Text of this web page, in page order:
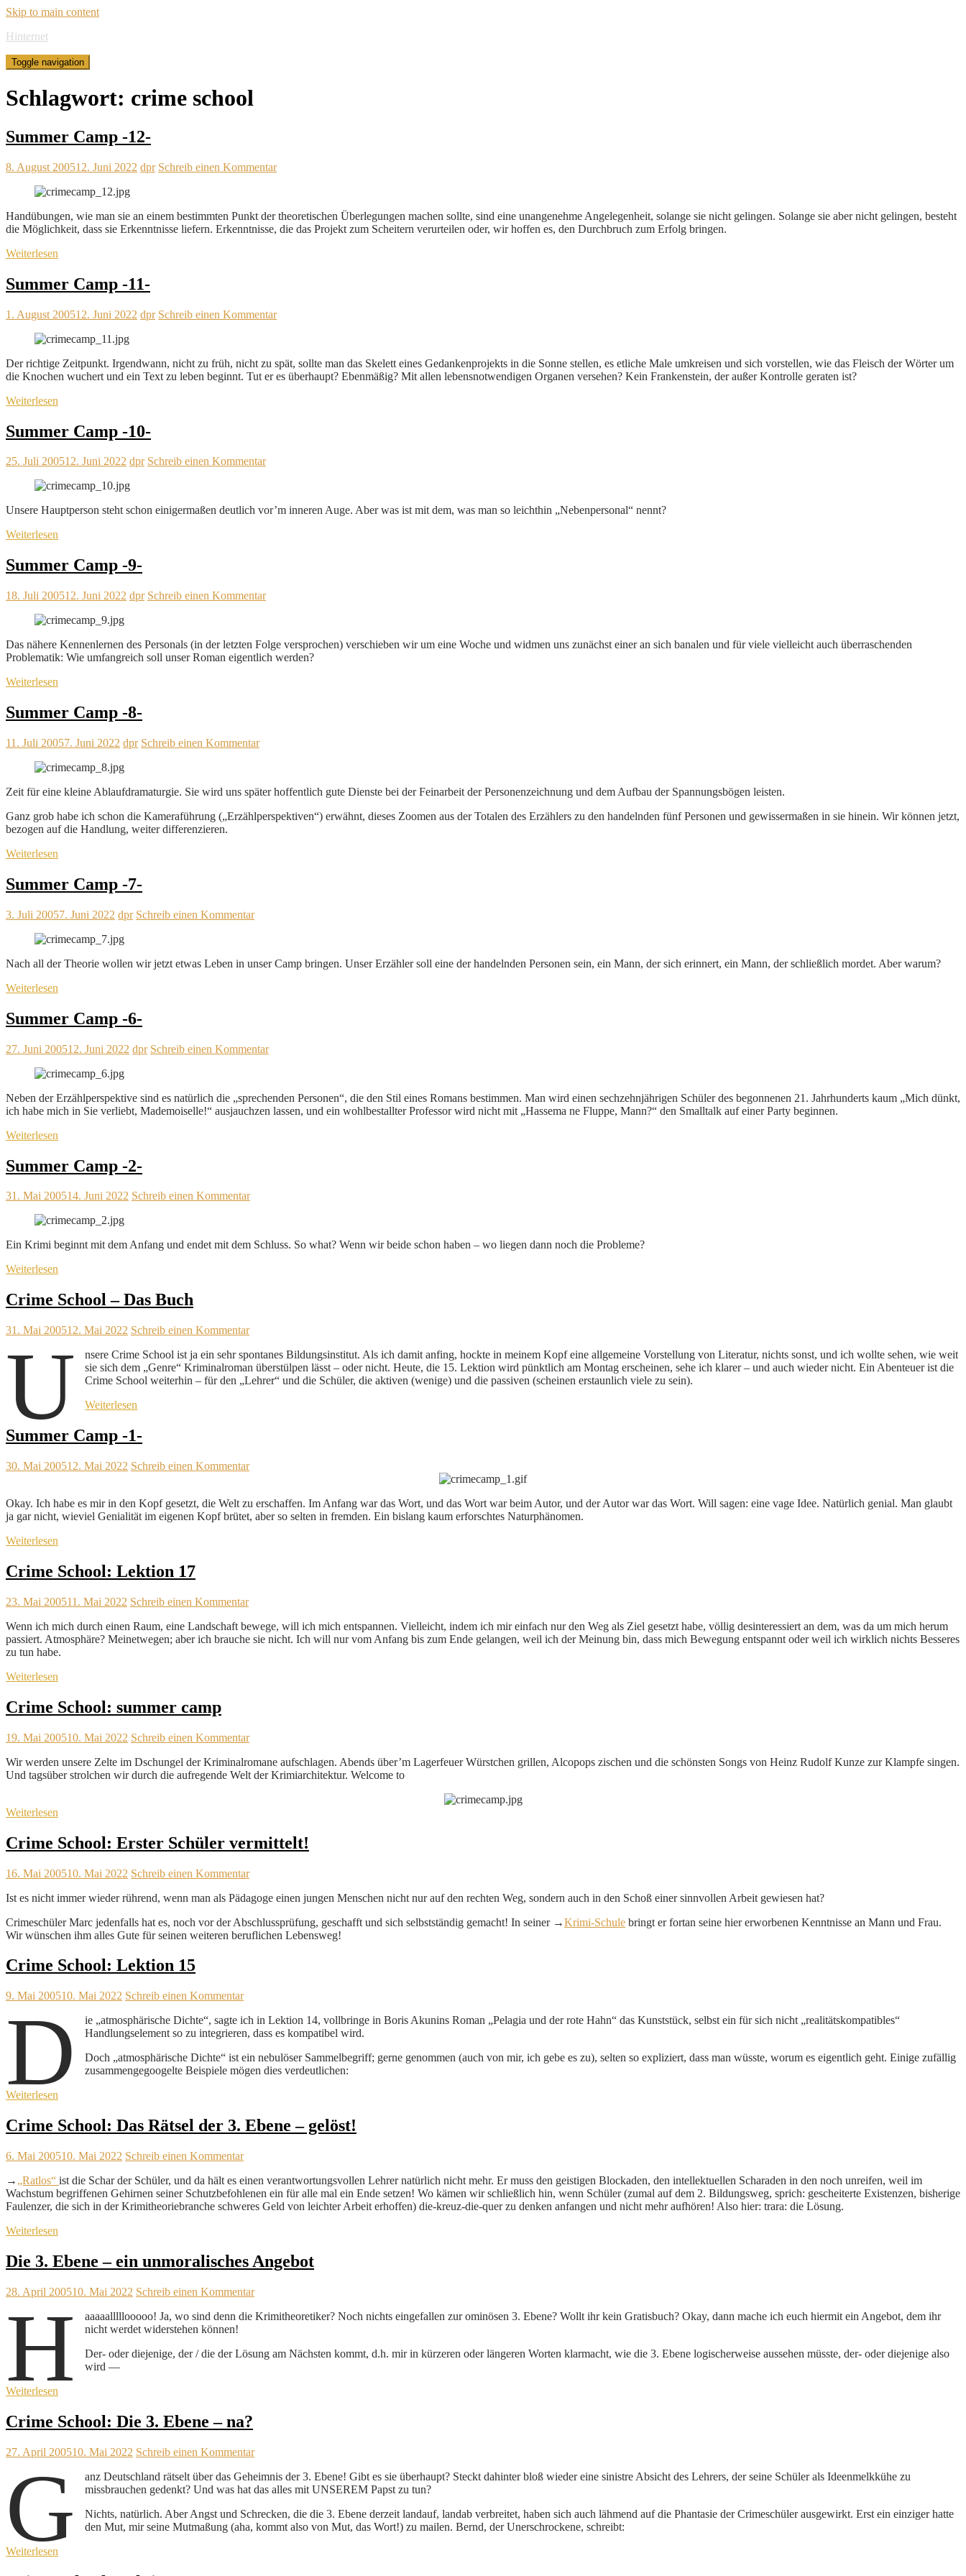
Skip to main content
Hinternet
Toggle navigation
Schlagwort: crime school
Summer Camp -12-
8. August 200512. Juni 2022 dpr Schreib einen Kommentar
Handübungen, wie man sie an einem bestimmten Punkt der theoretischen Überlegungen machen sollte, sind eine unangenehme Angelegenheit, solange sie nicht gelingen. Solange sie aber nicht gelingen, besteht
die Möglichkeit, dass sie Erkenntnisse liefern. Erkenntnisse, die das Projekt zum Scheitern verurteilen oder, wir hoffen es, den Durchbruch zum Erfolg bringen.
Weiterlesen
Summer Camp -11-
1. August 200512. Juni 2022 dpr Schreib einen Kommentar
Der richtige Zeitpunkt. Irgendwann, nicht zu früh, nicht zu spät, sollte man das Skelett eines Gedankenprojekts in die Sonne stellen, es etliche Male umkreisen und sich vorstellen, wie das Fleisch der Wörter um
die Knochen wuchert und ein Text zu leben beginnt. Tut er es überhaupt? Ebenmäßig? Mit allen lebensnotwendigen Organen versehen? Kein Frankenstein, der außer Kontrolle geraten ist?
Weiterlesen
Summer Camp -10-
25. Juli 200512. Juni 2022 dpr Schreib einen Kommentar
Unsere Hauptperson steht schon einigermaßen deutlich vor’m inneren Auge. Aber was ist mit dem, was man so leichthin „Nebenpersonal“ nennt?
Weiterlesen
Summer Camp -9-
18. Juli 200512. Juni 2022 dpr Schreib einen Kommentar
Das nähere Kennenlernen des Personals (in der letzten Folge versprochen) verschieben wir um eine Woche und widmen uns zunächst einer an sich banalen und für viele vielleicht auch überraschenden
Problematik: Wie umfangreich soll unser Roman eigentlich werden?
Weiterlesen
Summer Camp -8-
11. Juli 20057. Juni 2022 dpr Schreib einen Kommentar
Zeit für eine kleine Ablaufdramaturgie. Sie wird uns später hoffentlich gute Dienste bei der Feinarbeit der Personenzeichnung und dem Aufbau der Spannungsbögen leisten.
Ganz grob habe ich schon die Kameraführung („Erzählperspektiven“) erwähnt, dieses Zoomen aus der Totalen des Erzählers zu den handelnden fünf Personen und gewissermaßen in sie hinein. Wir können jetzt,
bezogen auf die Handlung, weiter differenzieren.
Weiterlesen
Summer Camp -7-
3. Juli 20057. Juni 2022 dpr Schreib einen Kommentar
Nach all der Theorie wollen wir jetzt etwas Leben in unser Camp bringen. Unser Erzähler soll eine der handelnden Personen sein, ein Mann, der sich erinnert, ein Mann, der schließlich mordet. Aber warum?
Weiterlesen
Summer Camp -6-
27. Juni 200512. Juni 2022 dpr Schreib einen Kommentar
Neben der Erzählperspektive sind es natürlich die „sprechenden Personen“, die den Stil eines Romans bestimmen. Man wird einen sechzehnjährigen Schüler des begonnenen 21. Jahrhunderts kaum „Mich dünkt,
ich habe mich in Sie verliebt, Mademoiselle!“ ausjauchzen lassen, und ein wohlbestallter Professor wird nicht mit „Hassema ne Fluppe, Mann?“ den Smalltalk auf einer Party beginnen.
Weiterlesen
Summer Camp -2-
31. Mai 200514. Juni 2022 Schreib einen Kommentar
Ein Krimi beginnt mit dem Anfang und endet mit dem Schluss. So what? Wenn wir beide schon haben – wo liegen dann noch die Probleme?
Weiterlesen
Crime School – Das Buch
31. Mai 200512. Mai 2022 Schreib einen Kommentar
U
nsere Crime School ist ja ein sehr spontanes Bildungsinstitut. Als ich damit anfing, hockte in meinem Kopf eine allgemeine Vorstellung von Literatur, nichts sonst, und ich wollte sehen, wie weit
sie sich dem „Genre“ Kriminalroman überstülpen lässt – oder nicht. Heute, die 15. Lektion wird pünktlich am Montag erscheinen, sehe ich klarer – und auch wieder nicht. Ein Abenteuer ist die
Crime School weiterhin – für den „Lehrer“ und die Schüler, die aktiven (wenige) und die passiven (scheinen erstaunlich viele zu sein).
Weiterlesen
Summer Camp -1-
30. Mai 200512. Mai 2022 Schreib einen Kommentar
Okay. Ich habe es mir in den Kopf gesetzt, die Welt zu erschaffen. Im Anfang war das Wort, und das Wort war beim Autor, und der Autor war das Wort. Will sagen: eine vage Idee. Natürlich genial. Man glaubt
ja gar nicht, wieviel Genialität im eigenen Kopf brütet, aber so selten in fremden. Ein bislang kaum erforschtes Naturphänomen.
Weiterlesen
Crime School: Lektion 17
23. Mai 200511. Mai 2022 Schreib einen Kommentar
Wenn ich mich durch einen Raum, eine Landschaft bewege, will ich mich entspannen. Vielleicht, indem ich mir einfach nur den Weg als Ziel gesetzt habe, völlig desinteressiert an dem, was da um mich herum
passiert. Atmosphäre? Meinetwegen; aber ich brauche sie nicht. Ich will nur vom Anfang bis zum Ende gelangen, weil ich der Meinung bin, dass mich Bewegung entspannt oder weil ich wirklich nichts Besseres
zu tun habe.
Weiterlesen
Crime School: summer camp
19. Mai 200510. Mai 2022 Schreib einen Kommentar
Wir werden unsere Zelte im Dschungel der Kriminalromane aufschlagen. Abends über’m Lagerfeuer Würstchen grillen, Alcopops zischen und die schönsten Songs von Heinz Rudolf Kunze zur Klampfe singen.
Und tagsüber strolchen wir durch die aufregende Welt der Krimiarchitektur. Welcome to
Weiterlesen
Crime School: Erster Schüler vermittelt!
16. Mai 200510. Mai 2022 Schreib einen Kommentar
Ist es nicht immer wieder rührend, wenn man als Pädagoge einen jungen Menschen nicht nur auf den rechten Weg, sondern auch in den Schoß einer sinnvollen Arbeit gewiesen hat?
Crimeschüler Marc jedenfalls hat es, noch vor der Abschlussprüfung, geschafft und sich selbstständig gemacht! In seiner →Krimi-Schule bringt er fortan seine hier erworbenen Kenntnisse an Mann und Frau.
Wir wünschen ihm alles Gute für seinen weiteren beruflichen Lebensweg!
Crime School: Lektion 15
9. Mai 200510. Mai 2022 Schreib einen Kommentar
D
ie „atmosphärische Dichte“, sagte ich in Lektion 14, vollbringe in Boris Akunins Roman „Pelagia und der rote Hahn“ das Kunststück, selbst ein für sich nicht „realitätskompatibles“
Handlungselement so zu integrieren, dass es kompatibel wird.
Doch „atmosphärische Dichte“ ist ein nebulöser Sammelbegriff; gerne genommen (auch von mir, ich gebe es zu), selten so expliziert, dass man wüsste, worum es eigentlich geht. Einige zufällig
zusammengegoogelte Beispiele mögen dies verdeutlichen:
Weiterlesen
Crime School: Das Rätsel der 3. Ebene – gelöst!
6. Mai 200510. Mai 2022 Schreib einen Kommentar
→ „Ratlos“ ist die Schar der Schüler, und da hält es einen verantwortungsvollen Lehrer natürlich nicht mehr. Er muss den geistigen Blockaden, den intellektuellen Scharaden in den noch unreifen, weil im
Wachstum begriffenen Gehirnen seiner Schutzbefohlenen ein für alle mal ein Ende setzen! Wo kämen wir schließlich hin, wenn Schüler (zumal auf dem 2. Bildungsweg, sprich: gescheiterte Existenzen, bisherige
Faulenzer, die sich in der Krimitheoriebranche schweres Geld von leichter Arbeit erhoffen) die-kreuz-die-quer zu denken anfangen und nicht mehr aufhören! Also hier: trara: die Lösung.
Weiterlesen
Die 3. Ebene – ein unmoralisches Angebot
28. April 200510. Mai 2022 Schreib einen Kommentar
H
aaaaalllllooooo! Ja, wo sind denn die Krimitheoretiker? Noch nichts eingefallen zur ominösen 3. Ebene? Wollt ihr kein Gratisbuch? Okay, dann mache ich euch hiermit ein Angebot, dem ihr
nicht werdet widerstehen können!
Der- oder diejenige, der / die der Lösung am Nächsten kommt, d.h. mir in kürzeren oder längeren Worten klarmacht, wie die 3. Ebene logischerweise aussehen müsste, der- oder diejenige also
wird —
Weiterlesen
Crime School: Die 3. Ebene – na?
27. April 200510. Mai 2022 Schreib einen Kommentar
G
anz Deutschland rätselt über das Geheimnis der 3. Ebene! Gibt es sie überhaupt? Steckt dahinter bloß wieder eine sinistre Absicht des Lehrers, der seine Schüler als Ideenmelkkühe zu
missbrauchen gedenkt? Und was hat das alles mit UNSEREM Papst zu tun?
Nichts, natürlich. Aber Angst und Schrecken, die die 3. Ebene derzeit landauf, landab verbreitet, haben sich auch lähmend auf die Phantasie der Crimeschüler ausgewirkt. Erst ein einziger hatte
den Mut, mir seine Mutmaßung (aha, kommt also von Mut, das Wort!) zu mailen. Bernd, der Unerschrockene, schreibt:
Weiterlesen